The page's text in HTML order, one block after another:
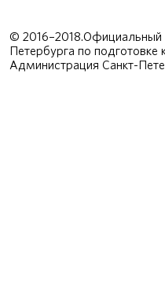
© 2016–2018.Официальный
Петербурга по
Администрация Санкт-